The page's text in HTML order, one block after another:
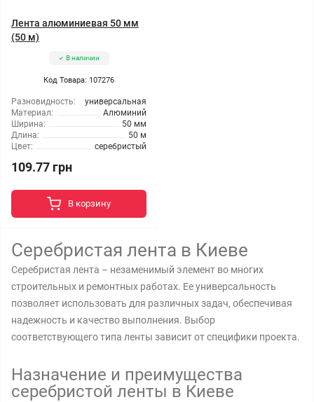
Лента алюминиевая 50 мм
(50 м)
В наличии
Код Товара: 107276
Разновидность:
универсальная
Материал:
Алюминий
Ширина:
50 мм
Длина:
50 м
Цвет:
серебристый
109.77 грн
В корзину
Серебристая лента в Киеве
Серебристая лента – незаменимый элемент во многих
строительных и ремонтных работах. Ее универсальность
позволяет использовать для различных задач, обеспечивая
надежность и качество выполнения. Выбор
соответствующего типа ленты зависит от специфики проекта.
Назначение и преимущества
серебристой ленты в Киеве